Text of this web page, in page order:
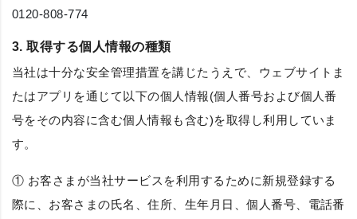
0120-808-774
3. 取得する個人情報の種類
当社は十分な安全管理措置を講じたうえで、ウェブサイトま
たはアプリを通じて以下の個人情報(個人番号および個人番
号をその内容に含む個人情報も含む)を取得し利用していま
す。
① お客さまが当社サービスを利用するために新規登録する
際に、お客さまの氏名、住所、生年月日、個人番号、電話番